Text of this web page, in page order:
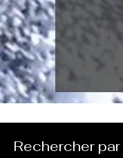
Rechercher par